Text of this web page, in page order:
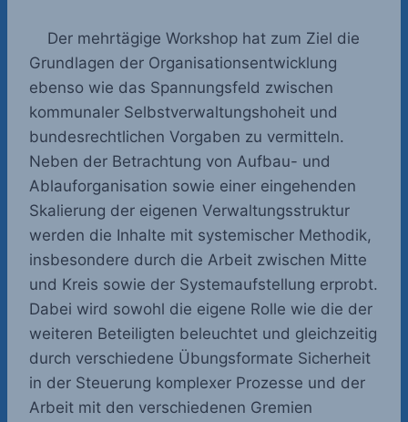
Der mehrtägige Workshop hat zum Ziel die
Grundlagen der Organisationsentwicklung
ebenso wie das Spannungsfeld zwischen
kommunaler Selbstverwaltungshoheit und
bundesrechtlichen Vorgaben zu vermitteln.
Neben der Betrachtung von Aufbau- und
Ablauforganisation sowie einer eingehenden
Skalierung der eigenen Verwaltungsstruktur
werden die Inhalte mit systemischer Methodik,
insbesondere durch die Arbeit zwischen Mitte
und Kreis sowie der Systemaufstellung erprobt.
Dabei wird sowohl die eigene Rolle wie die der
weiteren Beteiligten beleuchtet und gleichzeitig
durch verschiedene Übungsformate Sicherheit
in der Steuerung komplexer Prozesse und der
Arbeit mit den verschiedenen Gremien